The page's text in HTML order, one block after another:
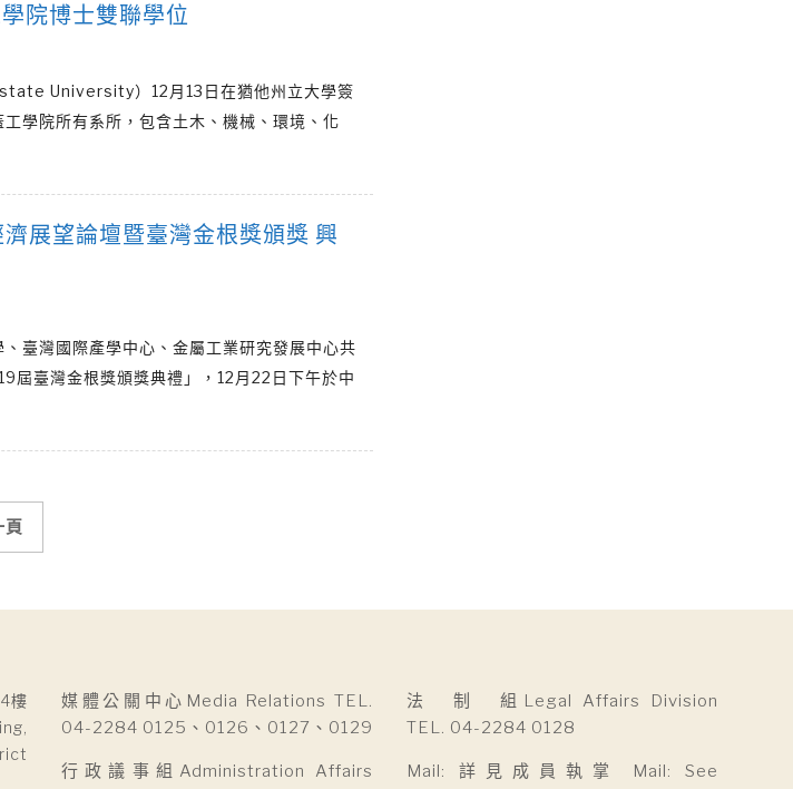
院博士雙聯學位
University）12月13日在猶他州立大學簽
學院所有系所，包含土木、機械、環境、化
展望論壇暨臺灣金根獎頒獎 興
臺灣國際產學中心、金屬工業研究發展中心共
屆臺灣金根獎頒獎典禮」，12月22日下午於中
頁
樓
媒體公關中心Media Relations TEL.
04-2284 0125、0126、0127、0129
行政議事組Administration Affairs
法 制 組Legal Affairs Division
TEL. 04-2284 0128
Mail: 詳見成員執掌 Mail: See